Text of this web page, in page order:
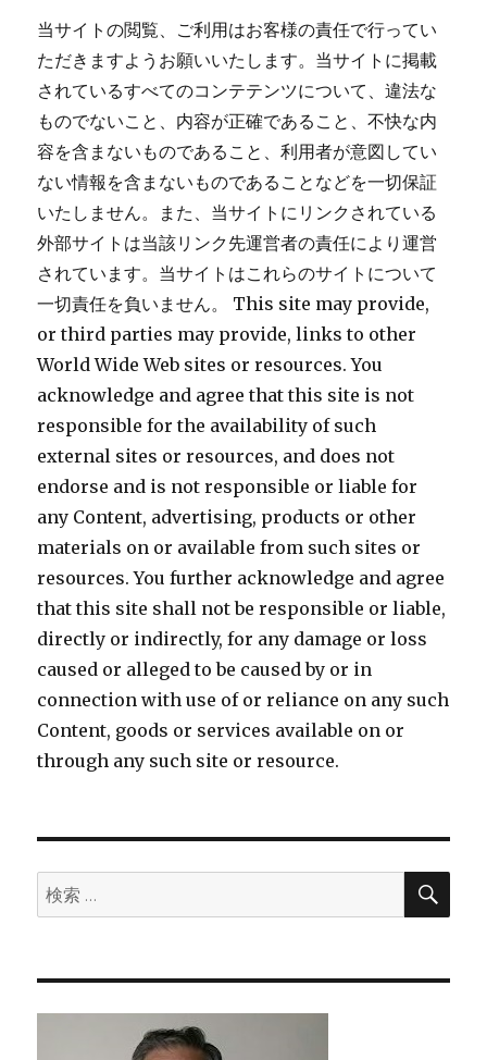
当サイトの閲覧、ご利用はお客様の責任で行ってい
ただきますようお願いいたします。当サイトに掲載
されているすべてのコンテテンツについて、違法な
ものでないこと、内容が正確であること、不快な内
容を含まないものであること、利用者が意図してい
ない情報を含まないものであることなどを一切保証
いたしません。また、当サイトにリンクされている
外部サイトは当該リンク先運営者の責任により運営
されています。当サイトはこれらのサイトについて
一切責任を負いません。 This site may provide,
or third parties may provide, links to other
World Wide Web sites or resources. You
acknowledge and agree that this site is not
responsible for the availability of such
external sites or resources, and does not
endorse and is not responsible or liable for
any Content, advertising, products or other
materials on or available from such sites or
resources. You further acknowledge and agree
that this site shall not be responsible or liable,
directly or indirectly, for any damage or loss
caused or alleged to be caused by or in
connection with use of or reliance on any such
Content, goods or services available on or
through any such site or resource.
検
索:
検